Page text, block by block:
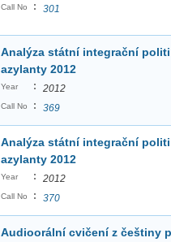
Call No : 301
Analýza státní integrační
azylanty 2012
Year : 2012
Call No : 369
Analýza státní integrační
azylanty 2012
Year : 2012
Call No : 370
Audioorální cvičení z češtiny